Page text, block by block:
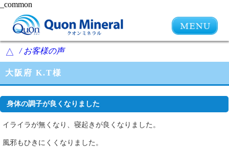
_common
△ / お客様の声
大阪府 K.T様
身体の調子が良くなりました
イライラが無くなり、寝起きが良くなりました。
風邪もひきにくくなりました。